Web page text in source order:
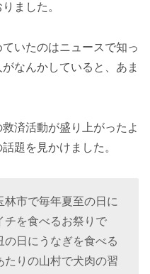
ました。
いたのはニュースで知っ
なんかしていると、あま
済活動が盛り上がったよ
題を見かけました。
林市で毎年夏至の日に
チを食べるお祭りで
日にうなぎを食べる
たりの山村で犬肉の習